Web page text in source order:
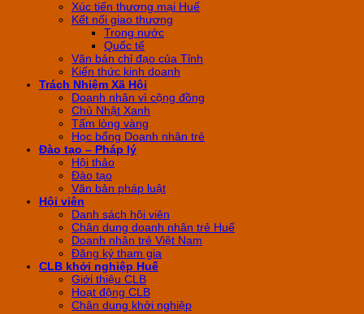
Xúc tiến thương mại Huế
Kết nối giao thương
Trong nước
Quốc tế
Văn bản chỉ đạo của Tỉnh
Kiến thức kinh doanh
Trách Nhiệm Xã Hội
Doanh nhân vì cộng đồng
Chủ Nhật Xanh
Tấm lòng vàng
Học bổng Doanh nhân trẻ
Đào tạo – Pháp lý
Hội thảo
Đào tạo
Văn bản pháp luật
Hội viên
Danh sách hội viên
Chân dung doanh nhân trẻ Huế
Doanh nhân trẻ Việt Nam
Đăng ký tham gia
CLB khởi nghiệp Huế
Giới thiệu CLB
Hoạt động CLB
Chân dung khởi nghiệp